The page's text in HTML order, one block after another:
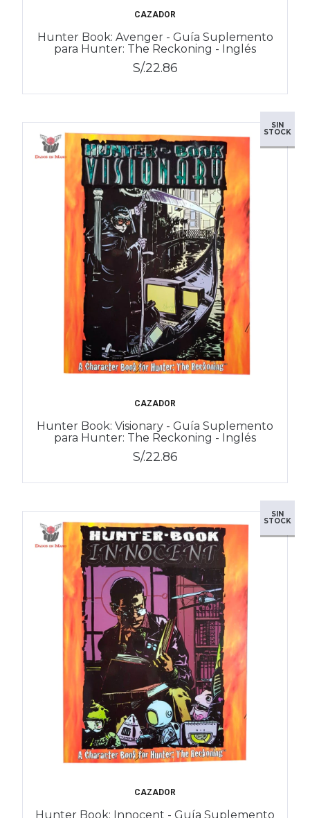
CAZADOR
Hunter Book: Avenger - Guía Suplemento
para Hunter: The Reckoning - Inglés
S/.22.86
SIN
STOCK
CAZADOR
Hunter Book: Visionary - Guía Suplemento
para Hunter: The Reckoning - Inglés
S/.22.86
SIN
STOCK
CAZADOR
Hunter Book: Innocent - Guía Suplemento